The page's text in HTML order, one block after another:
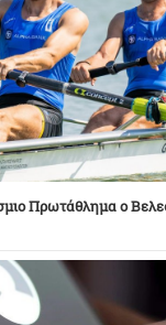
Πρωτάθλημα ο